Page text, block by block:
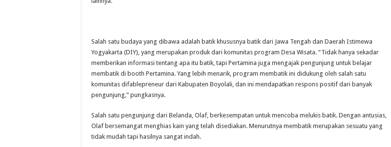
Salah satu budaya yang dibawa adalah batik khususnya batik dari Jawa Tengah dan Daerah Istimewa
Yogyakarta (DIY), yang merupakan produk dari komunitas program Desa Wisata. “Tidak hanya sekadar
memberikan informasi tentang apa itu batik, tapi Pertamina juga mengajak pengunjung untuk belajar
membatik di booth Pertamina. Yang lebih menarik, program membatik ini didukung oleh salah satu
komunitas difablepreneur dari Kabupaten Boyolali, dan ini mendapatkan respons positif dari banyak
pengunjung,” pungkasnya.
Salah satu pengunjung dari Belanda, Olaf, berkesempatan untuk mencoba melukis batik. Dengan antusias,
Olaf bersemangat menghias kain yang telah disediakan. Menurutnya membatik merupakan sesuatu yang
tidak mudah tapi hasilnya sangat indah.